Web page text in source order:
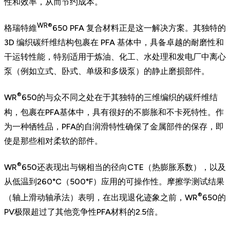
格瑞特維WR®650 PFA 复合材料正是这一解决方案。其独特的
3D 编织碳纤维结构包裹在 PFA 基体中，具备卓越的耐磨性和
干运转性能，特别适用于炼油、化工、水处理和发电厂中离心
泵（例如立式、卧式、单级和多级泵）的静止磨损部件。
WR®650的与众不同之处在于其独特的三维编织的碳纤维结
构，包裹在PFA基体中，具有很好的不膨胀和不卡死特性。作
为一种牺牲品，PFA的自润滑特性确保了金属部件的保存，即
使是那些相对柔软的部件。
WR®650还表现出与钢相当的径向CTE（热膨胀系数），以及
从低温到260°C（500°F）应用的可操作性。摩擦学测试结果
（轴上滑动轴承法）表明，在出现退化迹象之前，WR®650的
PV极限超过了其他竞争性PFA材料的2.5倍。